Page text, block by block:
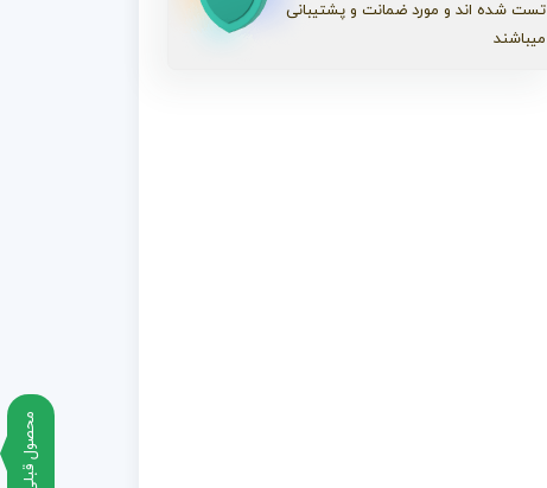
محصول قبلی
تست شده اند و مورد ضمانت و پشتیبانی
میباشند